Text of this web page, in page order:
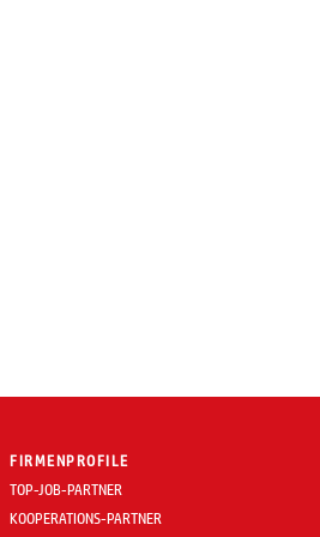
FIRMENPROFILE
TOP-JOB-PARTNER
KOOPERATIONS-PARTNER